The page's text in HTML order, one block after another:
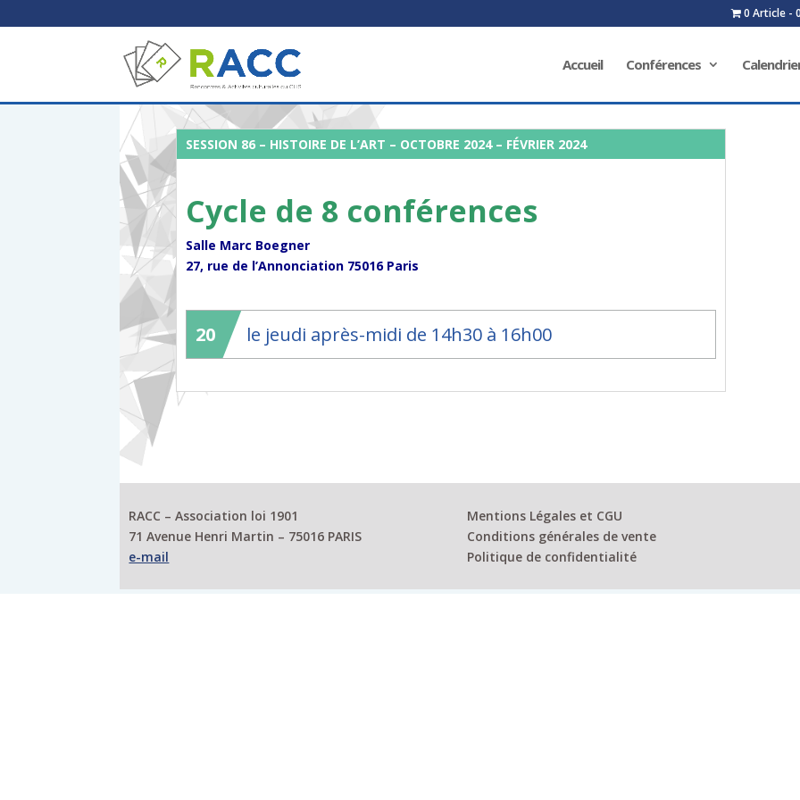
0 Article
Accueil Conférences
SESSION 86 – HISTOIRE DE L’ART – OCTOBRE 2024 – FÉVRIER 2024
Cycle de 8 conférences
Salle Marc Boegner
27, rue de l’Annonciation 75016 Paris
20 le jeudi après-midi de 14h30 à 16h00
RACC – Association loi 1901
71 Avenue Henri Martin – 75016 PARIS
e-mail
Mentions Légales et CGU
Conditions générales de vente
Politique de confidentialité